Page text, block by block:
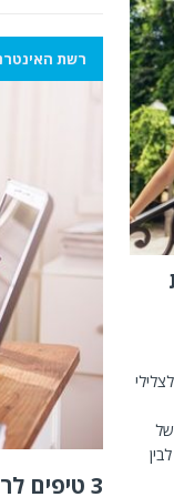
רשת
3 טיפים לרכישה נכונה ברשת
של